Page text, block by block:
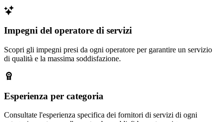
Impegni del operatore di servizi
Scopri gli impegni presi da ogni operatore per garantire un servizio
di qualità e la massima soddisfazione.
Esperienza per categoria
Consultate l'esperienza specifica dei fornitori di servizi di ogni